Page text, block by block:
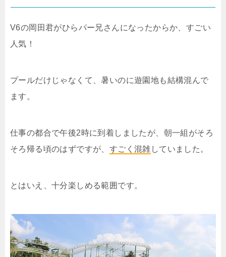
V6の岡田君がひらパー兄さんになったからか、すごい
人気！
プールだけじゃなくて、暑いのに遊園地も結構混んで
ます。
仕事の都合で午後2時に到着しましたが、朝一組がそろ
そろ帰る頃のはずですが、 すごく混雑 していました。
とはいえ、十分楽しめる範囲です。